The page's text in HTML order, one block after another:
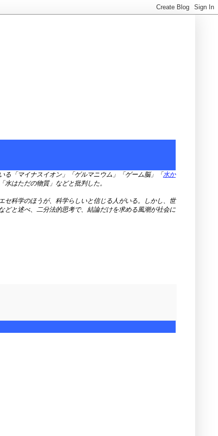
「マイナスイオン」「ゲルマニウム」「ゲーム脳」「水か
はただの物質」などと批判した。
科学のほうが、科学らしいと信じる人がいる。しかし、世
と述べ、二分法的思考で、結論だけを求める風潮が社会に